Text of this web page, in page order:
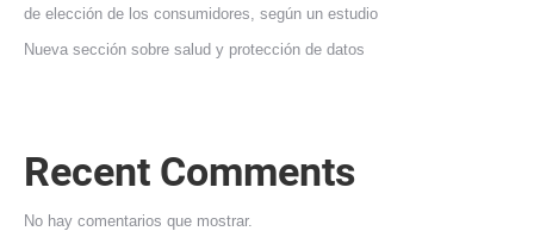
de elección de los consumidores, según un estudio
Nueva sección sobre salud y protección de datos
Recent Comments
No hay comentarios que mostrar.